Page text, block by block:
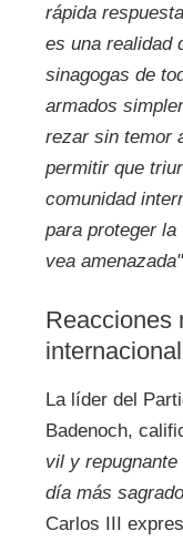
rápida
es una realidad
sinagogas de
armados
rezar sin temor
permitir que
comunidad
para proteger la
vea amenazada"
Reacciones
La líder del
Badenoch,
vil y
día más sagrado
Carlos III